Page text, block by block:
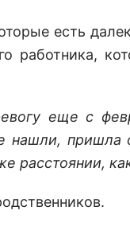
есть
работника,
еще с
нашли,
расстоянии,